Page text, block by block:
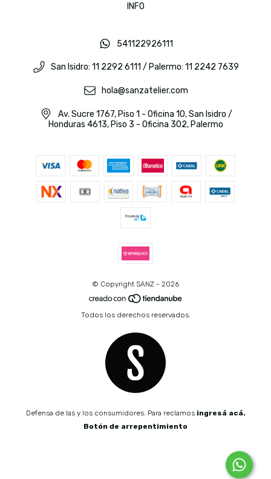
INFO
541122926111
San Isidro: 11 2292 6111 / Palermo: 11 2242 7639
hola@sanzatelier.com
Av. Sucre 1767, Piso 1 - Oficina 10, San Isidro /
Honduras 4613, Piso 3 - Oficina 302, Palermo
© Copyright SANZ - 2026
Todos los derechos reservados.
Defensa de las y los consumidores. Para reclamos ingresá acá.
Botón de arrepentimiento